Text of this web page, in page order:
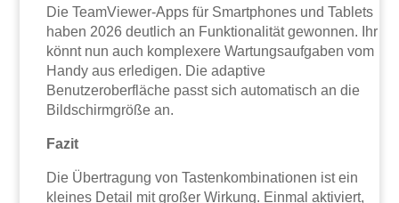
Die TeamViewer-Apps für Smartphones und Tablets
haben 2026 deutlich an Funktionalität gewonnen. Ihr
könnt nun auch komplexere Wartungsaufgaben vom
Handy aus erledigen. Die adaptive
Benutzeroberfläche passt sich automatisch an die
Bildschirmgröße an.
Fazit
Die Übertragung von Tastenkombinationen ist ein
kleines Detail mit großer Wirkung. Einmal aktiviert,